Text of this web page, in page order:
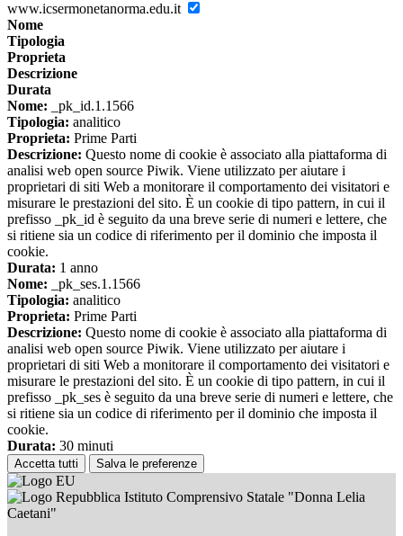
www.icsermonetanorma.edu.it
Nome
Tipologia
Proprieta
Descrizione
Durata
Nome: _pk_id.1.1566
Tipologia: analitico
Proprieta: Prime Parti
Descrizione: Questo nome di cookie è associato alla piattaforma di
analisi web open source Piwik. Viene utilizzato per aiutare i
proprietari di siti Web a monitorare il comportamento dei visitatori e
misurare le prestazioni del sito. È un cookie di tipo pattern, in cui il
prefisso _pk_id è seguito da una breve serie di numeri e lettere, che
si ritiene sia un codice di riferimento per il dominio che imposta il
cookie.
Durata: 1 anno
Nome: _pk_ses.1.1566
Tipologia: analitico
Proprieta: Prime Parti
Descrizione: Questo nome di cookie è associato alla piattaforma di
analisi web open source Piwik. Viene utilizzato per aiutare i
proprietari di siti Web a monitorare il comportamento dei visitatori e
misurare le prestazioni del sito. È un cookie di tipo pattern, in cui il
prefisso _pk_ses è seguito da una breve serie di numeri e lettere, che
si ritiene sia un codice di riferimento per il dominio che imposta il
cookie.
Durata: 30 minuti
Accetta tutti Salva le preferenze
Istituto Comprensivo Statale "Donna Lelia
Caetani"